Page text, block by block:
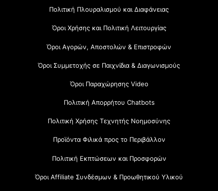
Πολιτική Πλουραλισμού και Διαφάνειας
Όροι Χρήσης και Πολιτική Λειτουργίας
Όροι Αγορών, Αποστολών & Επιστροφών
Όροι Συμμετοχής σε Παιχνίδια & Διαγωνισμούς
Όροι Παραχώρησης Video
Πολιτική Απορρήτου Chatbots
Πολιτική Χρήσης Τεχνητής Νοημοσύνης
Προϊόντα Φιλικά προς το Περιβάλλον
Πολιτική Εκπτώσεων και Προσφορών
Όροι Affiliate Συνδέσμων & Προωθητικού Υλικού